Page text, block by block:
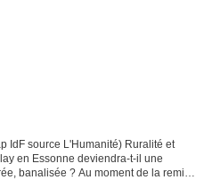
IdF source L'Humanité) Ruralité et
en Essonne deviendra-t-il une
banalisée ? Au moment de la remise